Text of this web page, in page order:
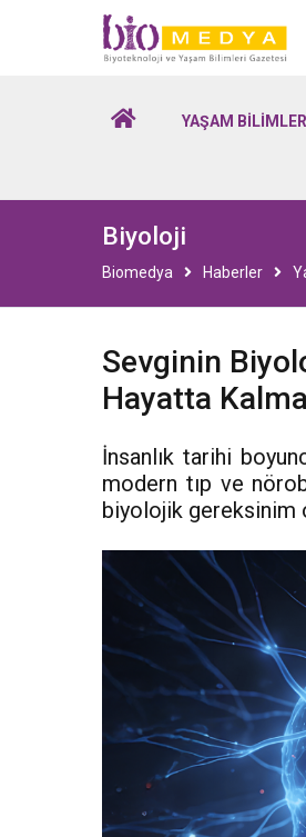
Biomedya -
YAŞAM
Biyoloji
Biomedya Haberler
Sevginin
Hayatta
İnsanlık tarihi
modern tıp ve
biyolojik gereksinim